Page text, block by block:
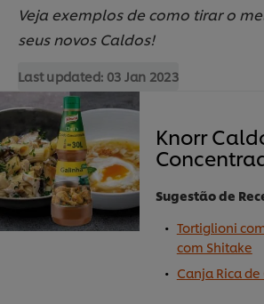
Veja exemplos de como tirar o
seus novos Caldos!
Last updated: 03 Jan 2023
Knorr
Sugestão de
Tortiglioni
com Shitake
Canja Rica